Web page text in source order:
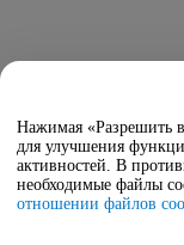
Нажимая «Разрешить
для улучшения
активностей. В
необходимые файлы
отношении файлов